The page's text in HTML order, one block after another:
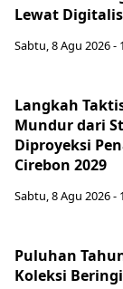
Lewat
Sabtu, 8 Agu 2026 -
Langkah
Mundur dari
Diproyeksi
Cirebon 2029
Sabtu, 8 Agu 2026 -
Puluhan
Koleksi